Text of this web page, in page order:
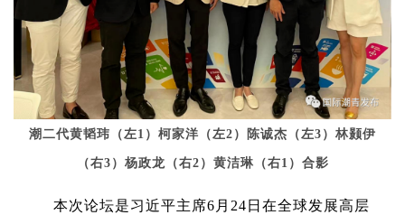
潮二代黄韬玮（左1）柯家洋（左2）陈诚杰（左3）林颢伊
（右3）杨政龙（右2）黄洁琳（右1）合影
本次论坛是习近平主席6月24日在全球发展高层